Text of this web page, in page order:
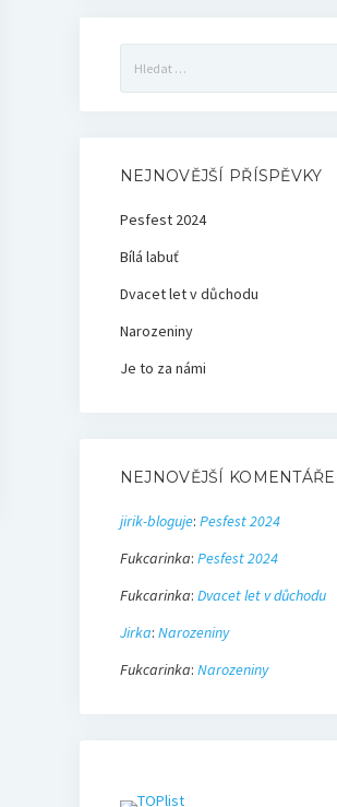
NEJNOVĚJŠÍ PŘÍSPĚVKY
Pesfest 2024
Bílá labuť
Dvacet let v důchodu
Narozeniny
Je to za námi
NEJNOVĚJŠÍ KOMENTÁŘE
jirik-bloguje: Pesfest 2024
Fukcarinka: Pesfest 2024
Fukcarinka: Dvacet let v důchodu
Jirka: Narozeniny
Fukcarinka: Narozeniny